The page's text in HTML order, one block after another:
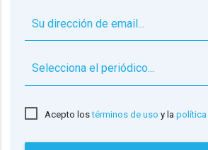
Acepto lostérminos de uso y lapolítica